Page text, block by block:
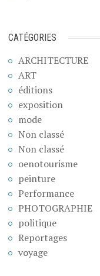
CATÉGORIES
ARCHITECTURE
ART
éditions
exposition
mode
Non classé
Non classé
oenotourisme
peinture
Performance
PHOTOGRAPHIE
politique
Reportages
voyage